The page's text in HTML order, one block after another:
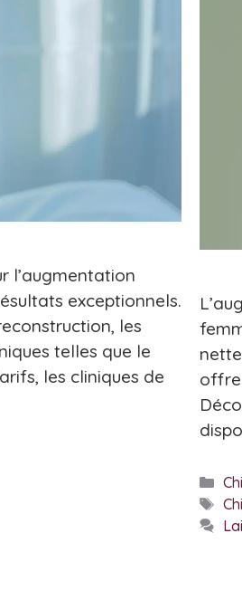
l’augmentation
exceptionnels.
les
telles que le
les cliniques de
offre